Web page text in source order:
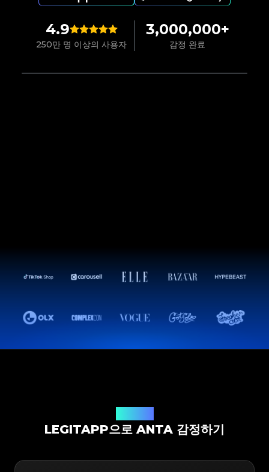
4.9
250만 명 이상의 사용자
3,000,000+
감정 완료
LEGITAPP으로 ANTA 감정하기